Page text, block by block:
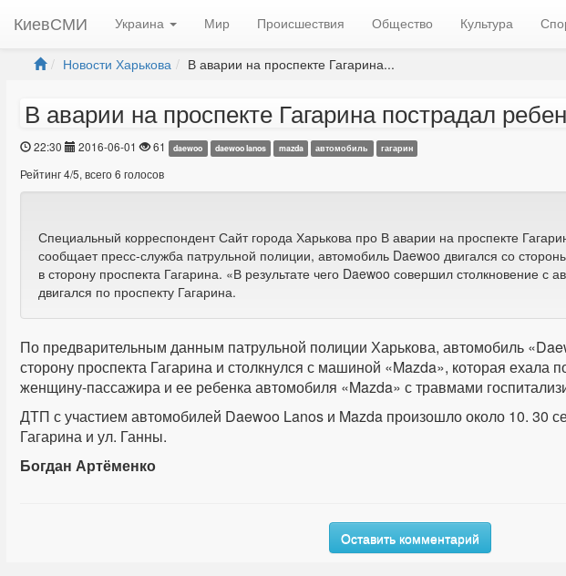
КиевСМИ Украина Мир Происшествия Общество Культура
Новости Харькова В аварии на проспекте Гагарина...
В аварии на проспекте Гагарина пострадал
22:30 2016-06-01 61 daewoo daewoo lanos mazda автомобиль гагарин
Рейтинг4/5, всего6 голосов
Специальный корреспондент Сайт города Харькова про В аварии на проспекте
сообщает пресс-служба патрульной полиции, автомобиль Daewoo двигался со
в сторону проспекта Гагарина. «В результате чего Daewoo совершил столкновение с
двигался по проспекту Гагарина.
По предварительным данным патрульной полиции Харькова, автомобиль
сторону проспекта Гагарина и столкнулся с машиной «Mazda», которая ехала
женщину-пассажира и ее ребенка автомобиля «Mazda» с травмами
ДТП с участием автомобилей Daewoo Lanos и Mazda произошло около 10. 30
Гагарина и ул. Ганны.
Богдан Артёменко
Оставить комментарий